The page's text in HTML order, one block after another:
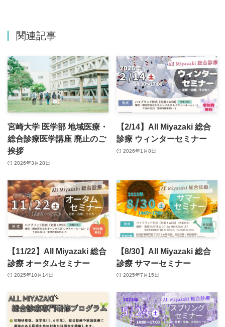
関連記事
宮崎大学 医学部 地域医療・
総合診療医学講座 廃止のご
挨拶
2026年3月28日
【2/14】All Miyazaki 総合
診療 ウィンターセミナー
2026年1月8日
【11/22】All Miyazaki 総合
診療 オータムセミナー
2025年10月14日
【8/30】All Miyazaki 総合
診療 サマーセミナー
2025年7月15日